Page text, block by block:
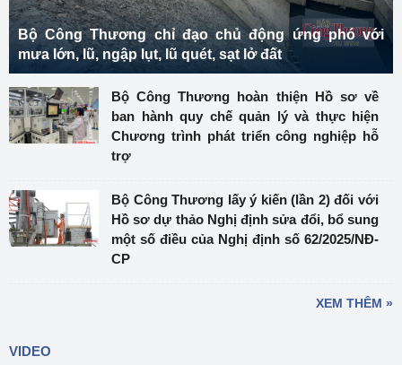
Bộ Công Thương chỉ đạo chủ động ứng phó với
mưa lớn, lũ, ngập lụt, lũ quét, sạt lở đất
Bộ Công Thương hoàn thiện Hồ sơ về
ban hành quy chế quản lý và thực hiện
Chương trình phát triển công nghiệp hỗ
trợ
Bộ Công Thương lấy ý kiến (lần 2) đối với
Hồ sơ dự thảo Nghị định sửa đổi, bổ sung
một số điều của Nghị định số 62/2025/NĐ-
CP
XEM THÊM »
VIDEO